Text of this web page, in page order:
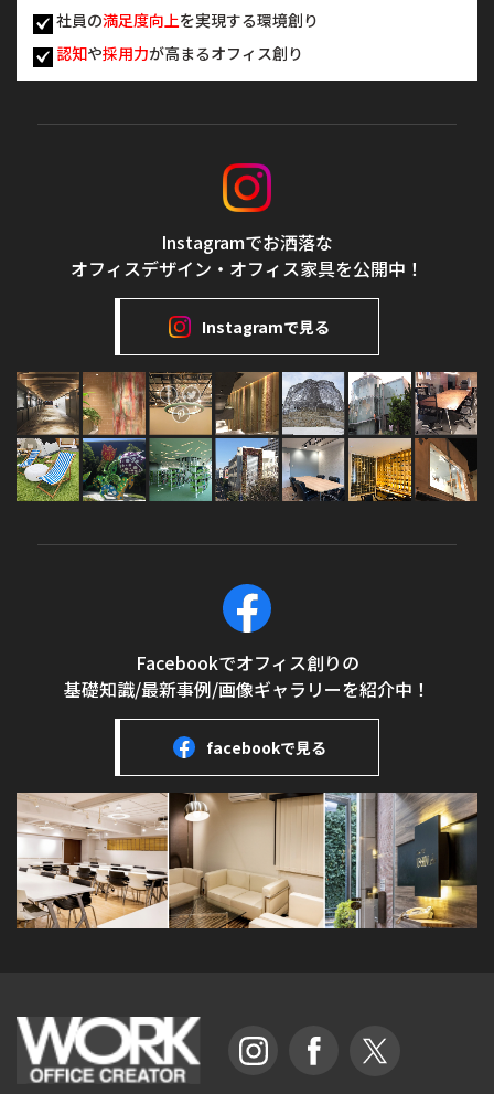
社員の満足度向上を実現する環境創り
認知や採用力が高まるオフィス創り
Instagramでお洒落な
オフィスデザイン・オフィス家具を公開中！
Instagramで見る
Facebookでオフィス創りの
基礎知識/最新事例/画像ギャラリーを紹介中！
facebookで見る